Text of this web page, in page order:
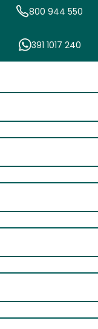
800 944 550
391 1017 240